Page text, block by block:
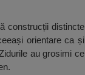
construcții distincte
orientare ca și
au grosimi ce